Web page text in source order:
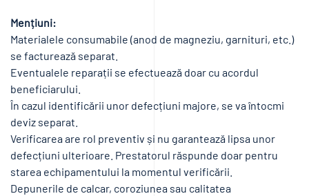
Mențiuni:
Materialele consumabile (anod de magneziu, garnituri, etc.)
se facturează separat.
Eventualele reparații se efectuează doar cu acordul
beneficiarului.
În cazul identificării unor defecțiuni majore, se va întocmi
deviz separat.
Verificarea are rol preventiv și nu garantează lipsa unor
defecțiuni ulterioare. Prestatorul răspunde doar pentru
starea echipamentului la momentul verificării.
Depunerile de calcar, coroziunea sau calitatea